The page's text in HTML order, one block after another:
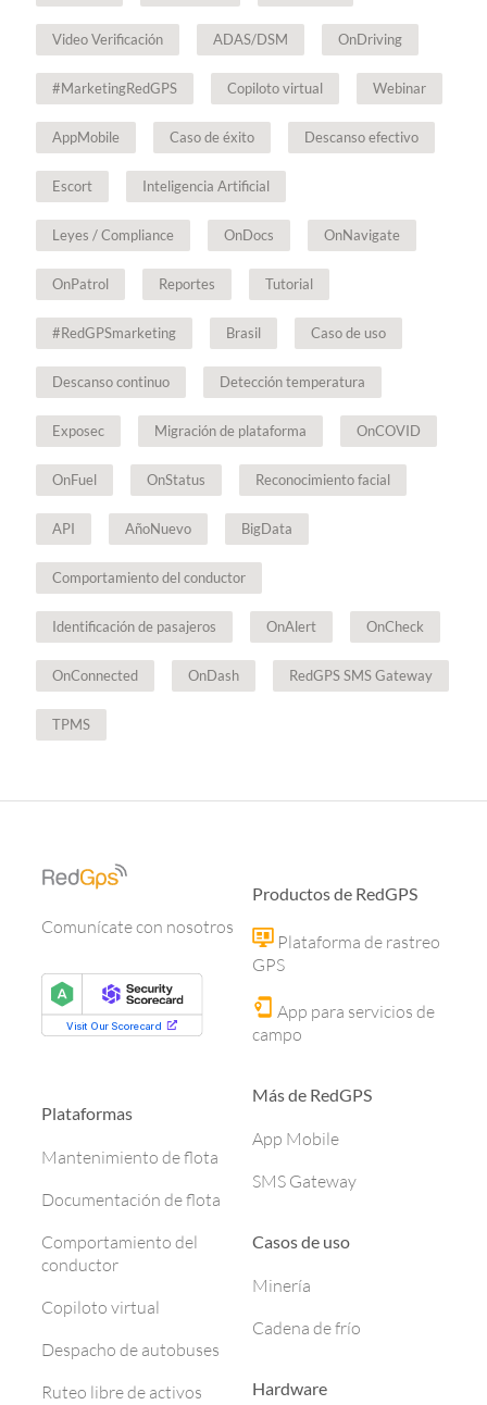
Video Verificación ADAS/DSM OnDriving
#MarketingRedGPS Copiloto virtual Webinar
AppMobile Caso de éxito Descanso efectivo
Escort Inteligencia Artificial
Leyes / Compliance OnDocs OnNavigate
OnPatrol Reportes Tutorial
#RedGPSmarketing Brasil Caso de uso
Descanso continuo Detección temperatura
Exposec Migración de plataforma OnCOVID
OnFuel OnStatus Reconocimiento facial
API AñoNuevo BigData
Comportamiento del conductor
Identificación de pasajeros OnAlert OnCheck
OnConnected OnDash RedGPS SMS Gateway
TPMS
Comunícate con nosotros
Plataformas
Mantenimiento de flota
Documentación de flota
Comportamiento del
conductor
Copiloto virtual
Despacho de autobuses
Ruteo libre de activos
Productos de RedGPS
Plataforma de rastreo
GPS
App para servicios de
campo
Más de RedGPS
App Mobile
SMS Gateway
Casos de uso
Minería
Cadena de frío
Hardware